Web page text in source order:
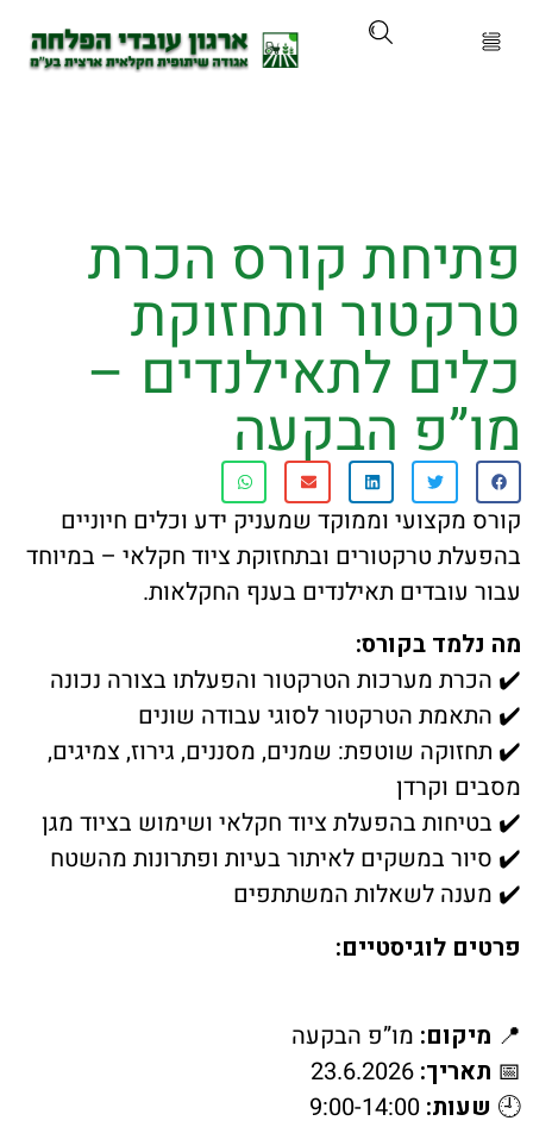
והכשרות
ועדכונים
קשר
ארגון עובדי הפלחה
קורס הכרת
ותחזוקת
לתאילנדים –
הבקעה
וממוקד שמעניק ידע וכלים חיוניים
טרקטורים ובתחזוקת ציוד חקלאי – במיוחד
תאילנדים בענף החקלאות.
בקורס:
מערכות הטרקטור והפעלתו בצורה נכונה
הטרקטור לסוגי עבודה שונים
שוטפת: שמנים, מסננים, גירוז, צמיגים,
וקרדן
בהפעלת ציוד חקלאי ושימוש בציוד מגן
במשקים לאיתור בעיות ופתרונות מהשטח
לשאלות המשתתפים
לוגיסטיים:
מו”פ הבקעה
23.6.2026
9:00-14:00